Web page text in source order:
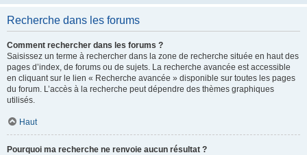
Recherche dans les forums
Comment rechercher dans les forums ?
Saisissez un terme à rechercher dans la zone de recherche située en haut des
pages d’index, de forums ou de sujets. La recherche avancée est accessible
en cliquant sur le lien « Recherche avancée » disponible sur toutes les pages
du forum. L’accès à la recherche peut dépendre des thèmes graphiques
utilisés.
Haut
Pourquoi ma recherche ne renvoie aucun résultat ?